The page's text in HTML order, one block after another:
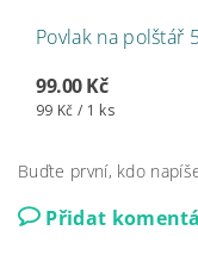
Povlak na polštář
99.00 Kč
99 Kč / 1 ks
Buďte první, kdo
Přidat